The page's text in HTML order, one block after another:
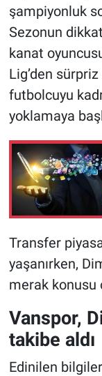
şampiyonluk
Sezonun
kanat
Lig’den sürpriz
futbolcuyu
yoklamaya
Transfer
yaşanırken,
merak konusu
Vanspor,
takibe aldı
Edinilen